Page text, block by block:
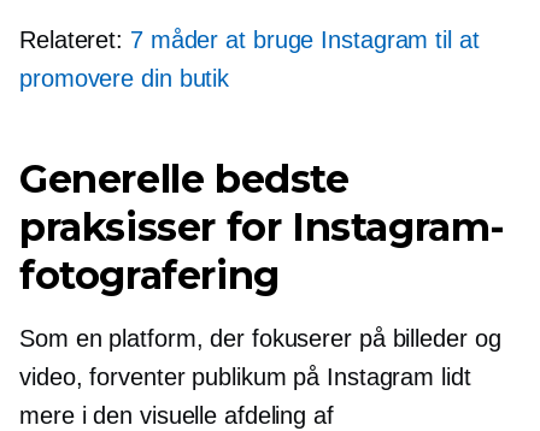
Relateret: 7 måder at bruge Instagram til at
promovere din butik
Generelle bedste
praksisser for Instagram-
fotografering
Som en platform, der fokuserer på billeder og
video, forventer publikum på Instagram lidt
mere i den visuelle afdeling af